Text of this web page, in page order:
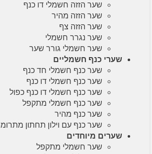
שער הזזה חשמלי דו כנף
שער הזזה מהיר
שער הזזה צף
שער נגרר חשמלי
שער חשמלי גורר שער
שערי כנף חשמליים
שער כנף חשמלי חד כנף
שער כנף חשמלי דו כנף
שער כנף חשמלי דו כנף כפול
שער כנף חשמלי מתקפל
שער כנף מהיר
שער כנף עם וילון תחתון
שערים מיוחדים
שער חשמלי מתקפל